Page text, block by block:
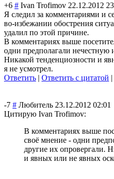
+6 # Ivan Trofimov 22.12.2012
Я следил за комментариями и
во-избежании обострения
удалил по этой причине.
В комментариях выше
одни предполагали нечестную
Никакой тенденциозности и
я не усмотрел.
Ответить | Ответить с цитатой |
-7 # Любитель 23.12.2012 02:01
Цитирую Ivan Trofimov:
В комментариях выше
своё мнение - одни
другие их опровергали.
и явных или не явных